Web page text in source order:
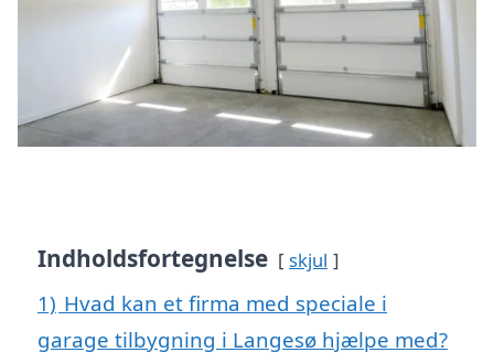
Indholdsfortegnelse skjul
1) Hvad kan et firma med speciale i
garage tilbygning i Langesø hjælpe med?